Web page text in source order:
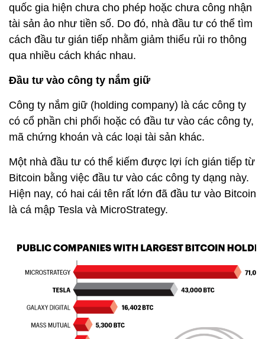
quốc gia hiện chưa cho phép hoặc chưa công nhận
tài sản ảo như tiền số. Do đó, nhà đầu tư có thể tìm
cách đầu tư gián tiếp nhằm giảm thiểu rủi ro thông
qua nhiều cách khác nhau.
Đầu tư vào công ty nắm giữ
Công ty nắm giữ (holding company) là các công ty
có cổ phần chi phối hoặc có đầu tư vào các công ty,
mã chứng khoán và các loại tài sản khác.
Một nhà đầu tư có thể kiếm được lợi ích gián tiếp từ
Bitcoin bằng việc đầu tư vào các công ty dạng này.
Hiện nay, có hai cái tên rất lớn đã đầu tư vào Bitcoin
là cá mập Tesla và MicroStrategy.